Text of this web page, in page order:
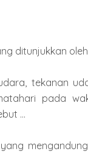
ditunjukkan
tekanan
pada
...